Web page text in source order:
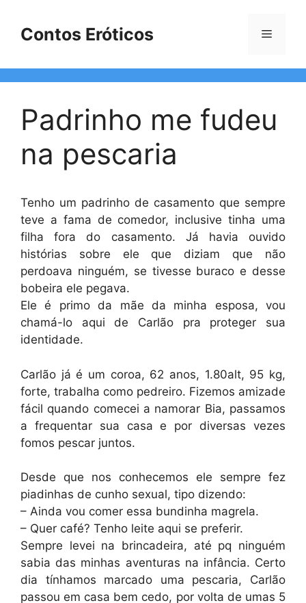
Contos Eróticos Menu
Padrinho me fudeu
na pescaria
Tenho um padrinho de casamento que sempre
teve a fama de comedor, inclusive tinha uma
filha fora do casamento. Já havia ouvido
histórias sobre ele que diziam que não
perdoava ninguém, se tivesse buraco e desse
bobeira ele pegava.
Ele é primo da mãe da minha esposa, vou
chamá-lo aqui de Carlão pra proteger sua
identidade.
Carlão já é um coroa, 62 anos, 1.80alt, 95 kg,
forte, trabalha como pedreiro. Fizemos amizade
fácil quando comecei a namorar Bia, passamos
a frequentar sua casa e por diversas vezes
fomos pescar juntos.
Desde que nos conhecemos ele sempre fez
piadinhas de cunho sexual, tipo dizendo:
– Ainda vou comer essa bundinha magrela.
– Quer café? Tenho leite aqui se preferir.
Sempre levei na brincadeira, até pq ninguém
sabia das minhas aventuras na infância. Certo
dia tínhamos marcado uma pescaria, Carlão
passou em casa bem cedo, por volta de umas 5